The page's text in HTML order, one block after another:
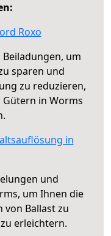
Roxo
um
sparen und
zu reduzieren,
in Worms
in
und
um Ihnen die
von Ballast zu
erleichtern.